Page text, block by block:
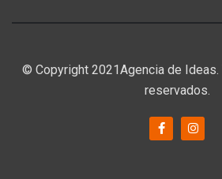
© Copyright 2021Agencia de
reservados.